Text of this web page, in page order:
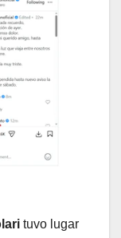
tuvo lugar